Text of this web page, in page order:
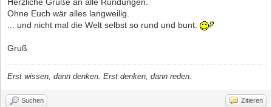
Ohne Euch wär alles langweilig.
... und nicht mal die Welt selbst so rund und bunt.
Gruß
Erst wissen, dann denken. Erst denken, dann reden.
Suchen Zitieren